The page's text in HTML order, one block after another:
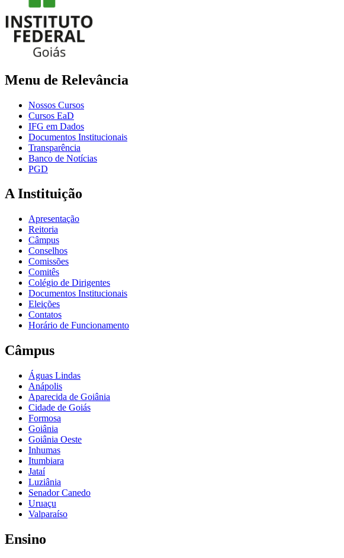
Menu de Relevância
Nossos Cursos
Cursos EaD
IFG em Dados
Documentos Institucionais
Transparência
Banco de Notícias
PGD
A Instituição
Apresentação
Reitoria
Câmpus
Conselhos
Comissões
Comitês
Colégio de Dirigentes
Documentos Institucionais
Eleições
Contatos
Horário de Funcionamento
Câmpus
Águas Lindas
Anápolis
Aparecida de Goiânia
Cidade de Goiás
Formosa
Goiânia
Goiânia Oeste
Inhumas
Itumbiara
Jataí
Luziânia
Senador Canedo
Uruaçu
Valparaíso
Ensino